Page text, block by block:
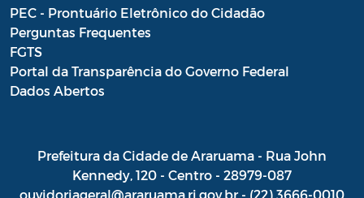
PEC - Prontuário Eletrônico do Cidadão
Perguntas Frequentes
FGTS
Portal da Transparência do Governo Federal
Dados Abertos
Prefeitura da Cidade de Araruama - Rua John
Kennedy, 120 - Centro - 28979-087
ouvidoriageral@araruama.rj.gov.br - (22) 3666-0010